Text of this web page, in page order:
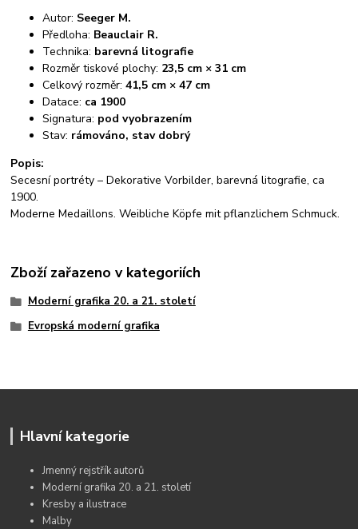
Autor: Seeger M.
Předloha: Beauclair R.
Technika: barevná litografie
Rozměr tiskové plochy: 23,5 cm × 31 cm
Celkový rozměr:41,5 cm × 47 cm
Datace: ca 1900
Signatura: pod vyobrazením
Stav: rámováno, stav dobrý
Popis:
Secesní portréty – Dekorative Vorbilder, barevná litografie, ca
1900.
Moderne Medaillons. Weibliche Köpfe mit pflanzlichem Schmuck.
Zboží zařazeno v kategoriích
Moderní grafika 20. a 21. století
Evropská moderní grafika
Hlavní kategorie
Jmenný rejstřík autorů
Moderní grafika 20. a 21. století
Kresby a ilustrace
Malby